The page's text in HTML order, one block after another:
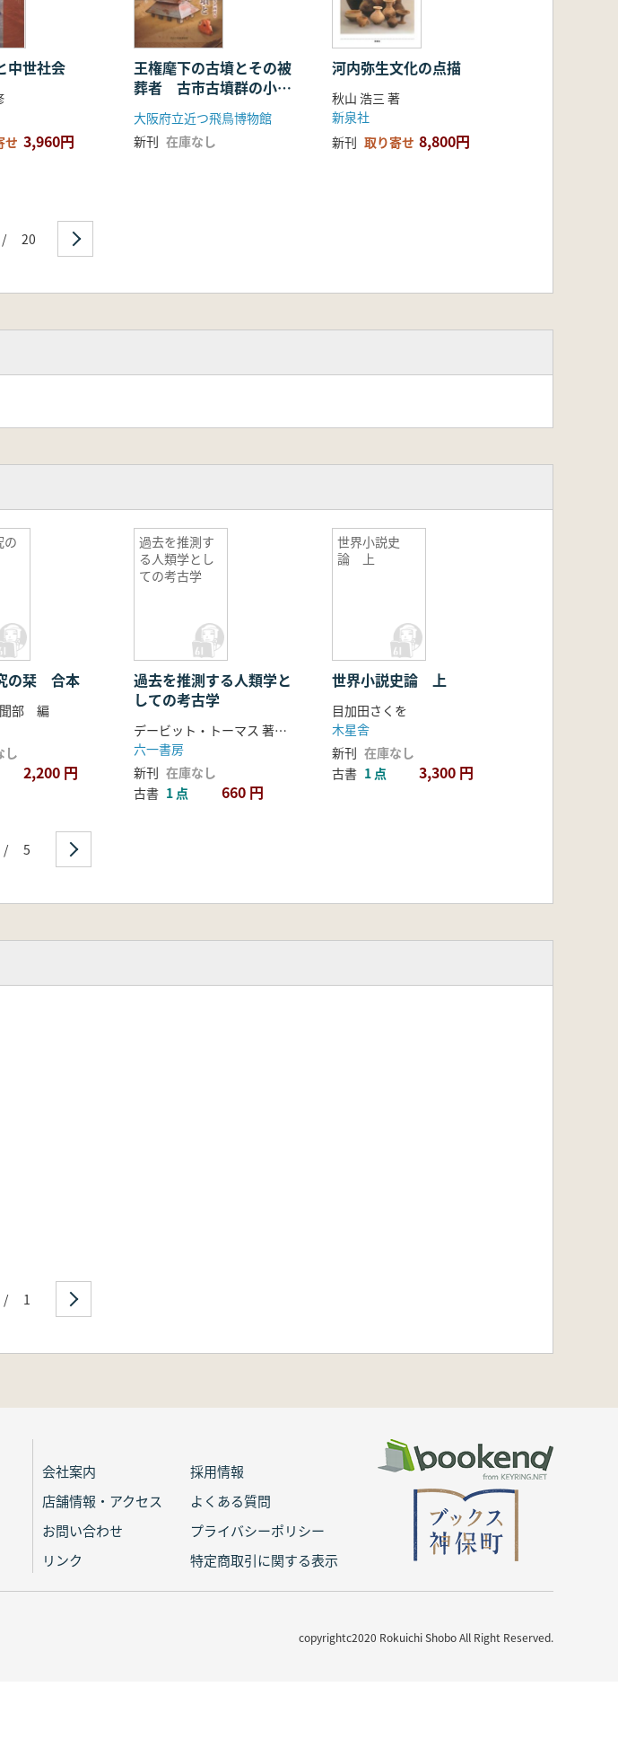
中世社会
せ 3,960円
王権麾下の古墳とその被
葬者 古市古墳群の小規
模墳
大阪府立近つ飛鳥博物館
新刊 在庫なし
河内弥生文化の点描
秋山 浩三 著
新泉社
新刊 取り寄せ 8,800円
/ 20
の
の栞 合本
聞部 編
し
2,200 円
過去を推測す
る人類学とし
ての考古学
過去を推測する人類学と
しての考古学
デービット・トーマス 著 関 俊彦 訳
六一書房
新刊 在庫なし
古書 1 点 660 円
世界小説史
論 上
世界小説史論 上
目加田さくを
木星舎
新刊 在庫なし
古書 1 点 3,300 円
/ 5
/ 1
会社案内
採用情報
店舗情報・アクセス
よくある質問
お問い合わせ
プライバシーポリシー
リンク
特定商取引に関する表示
copyrightc2020 Rokuichi Shobo All Right Reserved.